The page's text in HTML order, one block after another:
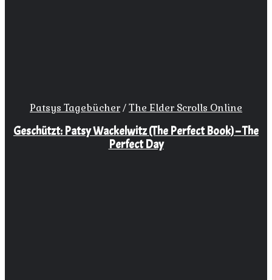
Patsys Tagebücher/The Elder Scrolls Online
Geschützt: Patsy Wackelwitz (The Perfect Book) – The
Perfect Day